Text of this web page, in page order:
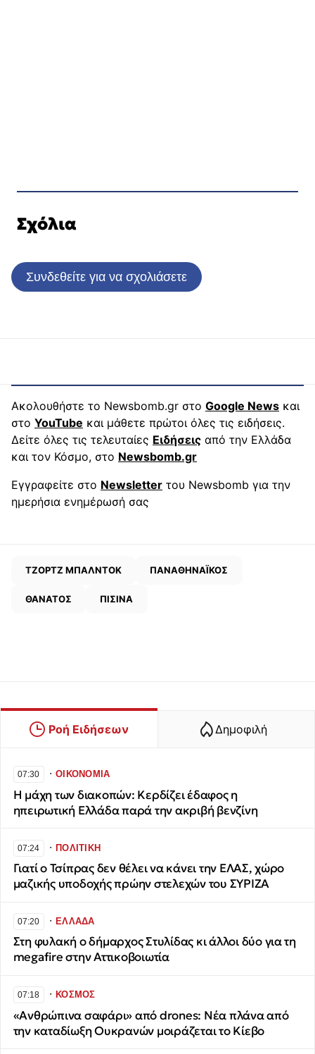
Σχόλια
Συνδεθείτε για να σχολιάσετε
Ακολουθήστε το Newsbomb.gr στο Google News και
στο YouTube και μάθετε πρώτοι όλες τις ειδήσεις.
Δείτε όλες τις τελευταίες Ειδήσεις από την Ελλάδα
και τον Κόσμο, στο Newsbomb.gr
Εγγραφείτε στο Newsletter του Newsbomb για την
ημερήσια ενημέρωσή σας
ΤΖΟΡΤΖ ΜΠΑΛΝΤΟΚ ΠΑΝΑΘΗΝΑΪΚΟΣ
ΘΑΝΑΤΟΣ ΠΙΣΙΝΑ
Ροή Ειδήσεων Δημοφιλή
07:30 ∙ΟΙΚΟΝΟΜΙΑ
Η μάχη των διακοπών: Κερδίζει έδαφος η
ηπειρωτική Ελλάδα παρά την ακριβή βενζίνη
07:24 ∙ΠΟΛΙΤΙΚΗ
Γιατί ο Τσίπρας δεν θέλει να κάνει την ΕΛΑΣ, χώρο
μαζικής υποδοχής πρώην στελεχών του ΣΥΡΙΖΑ
07:20 ∙ΕΛΛΑΔΑ
Στη φυλακή ο δήμαρχος Στυλίδας κι άλλοι δύο για τη
megafire στην Αττικοβοιωτία
07:18 ∙ΚΟΣΜΟΣ
«Ανθρώπινα σαφάρι» από drones: Νέα πλάνα από
την καταδίωξη Ουκρανών μοιράζεται το Κίεβο